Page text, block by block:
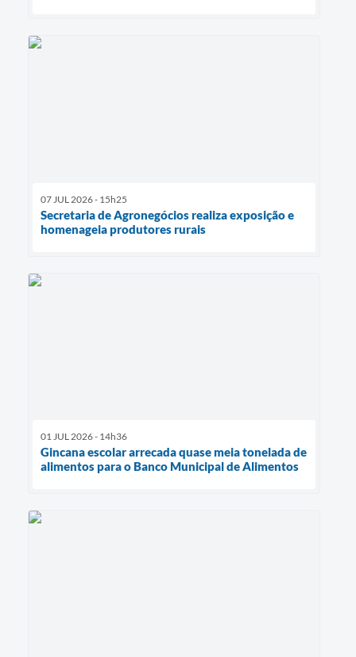
07 JUL 2026 - 15h25
Secretaria de Agronegócios realiza exposição e
homenageia produtores rurais
01 JUL 2026 - 14h36
Gincana escolar arrecada quase meia tonelada de
alimentos para o Banco Municipal de Alimentos